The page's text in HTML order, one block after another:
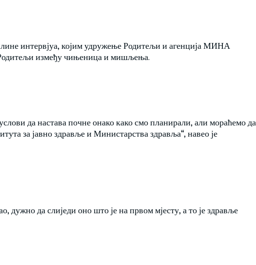
интервјуа, којим удружење Родитељи и агенција МИНА
између чињеница и мишљења.
да настава почне онако како смо планирали, али мораћемо да
за јавно здравље и Министарства здравља“, навео је
дужно да слиједи оно што је на првом мјесту, а то је здравље